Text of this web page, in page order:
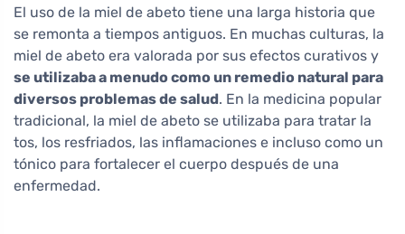
El uso de la miel de abeto tiene una larga historia que
se remonta a tiempos antiguos. En muchas culturas, la
miel de abeto era valorada por sus efectos curativos y
se utilizaba a menudo como un remedio natural para
diversos problemas de salud. En la medicina popular
tradicional, la miel de abeto se utilizaba para tratar la
tos, los resfriados, las inflamaciones e incluso como un
tónico para fortalecer el cuerpo después de una
enfermedad.